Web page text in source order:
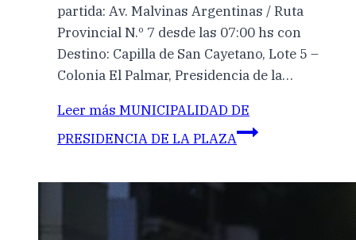
partida: Av. Malvinas Argentinas / Ruta
Provincial N.º 7 desde las 07:00 hs con
Destino: Capilla de San Cayetano, Lote 5 –
Colonia El Palmar, Presidencia de la…
Leer más MUNICIPALIDAD DE
PRESIDENCIA DE LA PLAZA